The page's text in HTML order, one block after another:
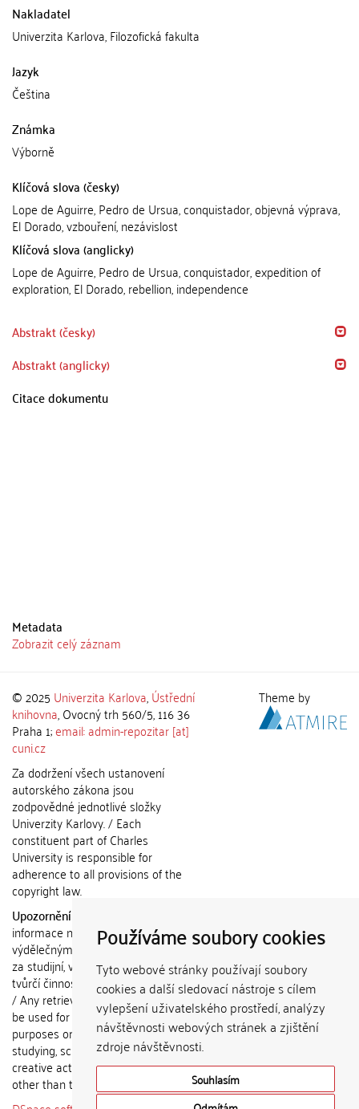
Používáme soubory cookies
Tyto webové stránky používají soubory
cookies a další sledovací nástroje s cílem
vylepšení uživatelského prostředí, analýzy
návštěvnosti webových stránek a zjištění
zdroje návštěvnosti.
Souhlasím
Nakladatel
Univerzita Karlova, Filozofická fakulta
Jazyk
Čeština
Známka
Výborně
Klíčová slova (česky)
Lope de Aguirre, Pedro de Ursua, conquistador, objevná výprava,
El Dorado, vzbouření, nezávislost
Klíčová slova (anglicky)
Lope de Aguirre, Pedro de Ursua, conquistador, expedition of
exploration, El Dorado, rebellion, independence
Abstrakt (česky)
Abstrakt (anglicky)
Citace dokumentu
Metadata
Zobrazit celý záznam
© 2025 Univerzita Karlova,Ústřední
knihovna, Ovocný trh 560/5, 116 36
Praha 1;email: admin-repozitar [at]
cuni.cz
Za dodržení všech ustanovení
autorského zákona jsou
zodpovědné jednotlivé složky
Univerzity Karlovy. / Each
constituent part of Charles
University is responsible for
adherence to all provisions of the
copyright law.
Upozornění / Notice:
informace nemohou být použity k
výdělečným účelům nebo vydávány
za studijní, vědeckou nebo jinou
tvůrčí činnost jiné osoby než autora.
/ Any retrieved information shall not
be used for any commercial
purposes or claimed as results of
studying, scientific or any other
creative activities of any person
other than the author.
Theme by